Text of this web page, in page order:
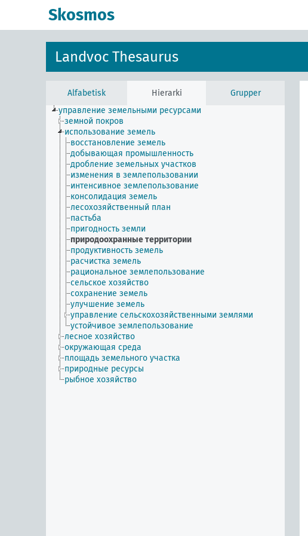
Skosmos
Landvoc Thesaurus
Alfabetisk Hierarki
Grupper
управление земельными ресурсами
земной покров
использование земель
восстановление земель
добывающая промышленность
дробление земельных участков
изменения в землепользовании
интенсивное землепользование
консолидация земель
лесохозяйственный план
пастьба
пригодность земли
природоохранные территории
продуктивность земель
расчистка земель
рациональное землепользование
сельское хозяйство
сохранение земель
улучшение земель
управление сельскохозяйственными землями
устойчивое землепользование
лесное хозяйство
окружающая среда
площадь земельного участка
природные ресурсы
рыбное хозяйство